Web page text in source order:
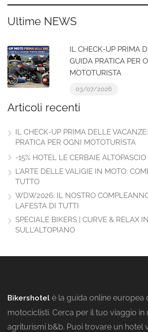
Ultime NEWS
IL CHECK-UP PRIMA
GUIDA PRATICA PER
MOTOTURISTA
03/07/2026
Articoli recenti
IL CHECK-UP PRIMA DELLE
PRATICA PER OGNI MOTOTURISTA
-15% HOTEL LE CERBAIE
L’ARTE DELLE VALIGIE IN MOTO:
TUTTO
WDW2026: IL NOSTRO
LAFESTA DI TUTTI
SPECIALE BIKERS | CURVE & RELAX
SULL’ALTOPIANO
Bikershotel è la guida online europea
motociclisti. Cerca per il tuo viaggio
agriturismi b&b. Puoi trovare un hotel